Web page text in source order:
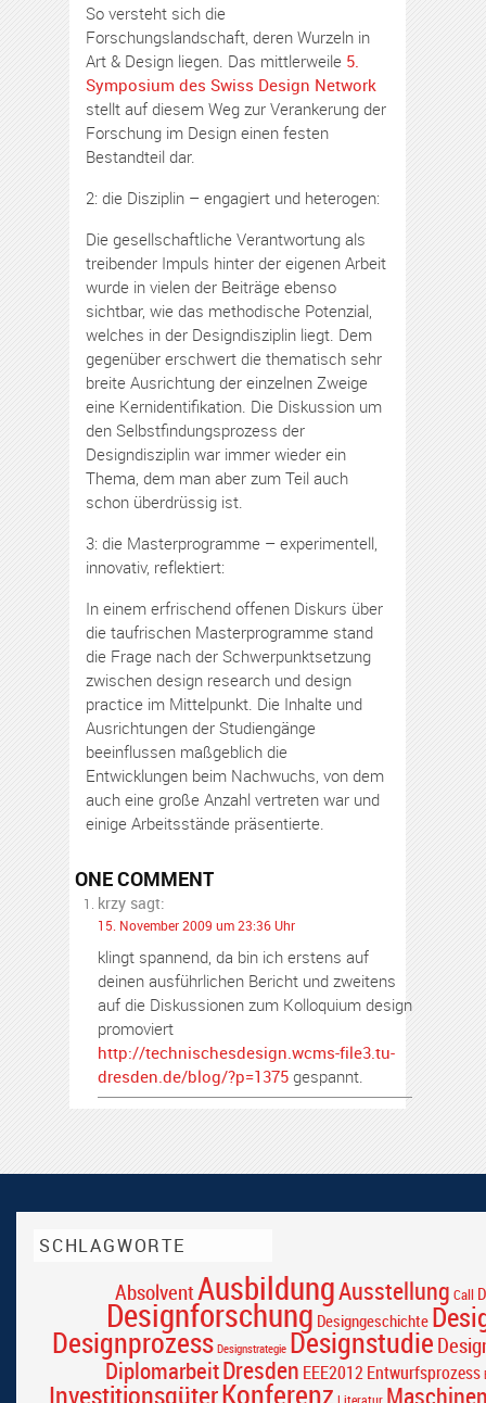
So versteht sich die
Forschungslandschaft, deren Wurzeln in
Art & Design liegen. Das mittlerweile 5.
Symposium des Swiss Design Network
stellt auf diesem Weg zur Verankerung der
Forschung im Design einen festen
Bestandteil dar.
2: die Disziplin – engagiert und heterogen:
Die gesellschaftliche Verantwortung als
treibender Impuls hinter der eigenen Arbeit
wurde in vielen der Beiträge ebenso
sichtbar, wie das methodische Potenzial,
welches in der Designdisziplin liegt. Dem
gegenüber erschwert die thematisch sehr
breite Ausrichtung der einzelnen Zweige
eine Kernidentifikation. Die Diskussion um
den Selbstfindungsprozess der
Designdisziplin war immer wieder ein
Thema, dem man aber zum Teil auch
schon überdrüssig ist.
3: die Masterprogramme – experimentell,
innovativ, reflektiert:
In einem erfrischend offenen Diskurs über
die taufrischen Masterprogramme stand
die Frage nach der Schwerpunktsetzung
zwischen design research und design
practice im Mittelpunkt. Die Inhalte und
Ausrichtungen der Studiengänge
beeinflussen maßgeblich die
Entwicklungen beim Nachwuchs, von dem
auch eine große Anzahl vertreten war und
einige Arbeitsstände präsentierte.
ONE COMMENT
krzy sagt:
15. November 2009 um 23:36 Uhr
klingt spannend, da bin ich erstens auf
deinen ausführlichen Bericht und zweitens
auf die Diskussionen zum Kolloquium design
promoviert
http://technischesdesign.wcms-file3.tu-
dresden.de/blog/?p=1375 gespannt.
SCHLAGWORTE
AbsolventAusbildungAusstellung Call
Designforschung Designgeschichte
Designprozess Designstrategie Designstudie
DiplomarbeitDresden EEE2012Entwurfsprozess
InvestitionsgüterKonferenz